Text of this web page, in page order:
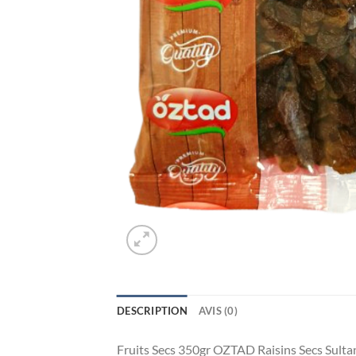
DESCRIPTION AVIS (0)
Fruits Secs 350gr OZTAD Raisins Secs